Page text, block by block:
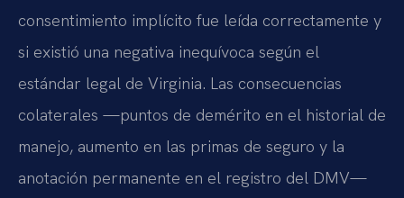
consentimiento implícito fue leída correctamente y
si existió una negativa inequívoca según el
estándar legal de Virginia. Las consecuencias
colaterales —puntos de demérito en el historial de
manejo, aumento en las primas de seguro y la
anotación permanente en el registro del DMV—